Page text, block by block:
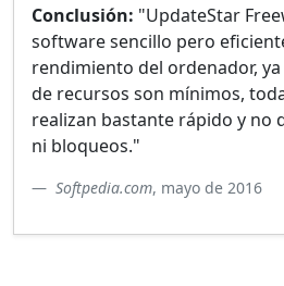
Conclusión: "UpdateStar
software sencillo pero
rendimiento del ordenador,
de recursos son mínimos,
realizan bastante rápido y no
ni bloqueos."
Softpedia.com, mayo de 2016